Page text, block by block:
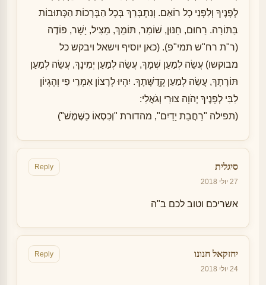
לְפָנֶיךָ וְלִפְנֵי כָל רוֹאַם. וְנִתְבָּרֵךְ בְּכָל הַבְּרָכוֹת הַכְּתוּבוֹת
בַּתּוֹרָה. רַחוּם, חַנּוּן, שׁוֹמֵר, תּוֹמֵךְ, מַצִּיל, יָשָׁר, פּוֹדֶה
(ר"ת רח"ש תמי"פ). (כאן יוסיף וישאל ויבקש כל
מבוקשו) עֲשֵׂה לְמַעַן שְׁמָךְ, עֲשֵׂה לְמַעַן יְמִינָךְ, עֲשֵׂה לְמַעַן
תּוֹרָתָךְ, עֲשֵׂה לְמַעַן קְדֻשָּׁתָךְ. יִהְיוּ לְרָצוֹן אִמְרֵי פִי וְהֶגְיוֹן
לִבִּי לְפָנֶיךָ יְהֹוָה צוּרִי וְגֹאֲלִי:
(תפילה "רַחֲבַת יָדַיִם", מהדורת "וְכִסְאוֹ כַשֶּׁמֶשׁ")
סיגלית
27 יולי 2018
Reply
אשריכם וטוב לכם ב"ה
יחזקאל חנונו
24 יולי 2018
Reply